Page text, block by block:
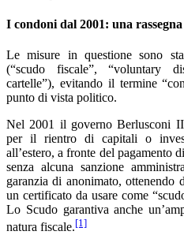
I condoni dal 2001: una rassegna
Le misure in questione sono
(“scudo fiscale”, “voluntary
cartelle”), evitando il termine
punto di vista politico.
Nel 2001 il governo Berlusconi
per il rientro di capitali o
all’estero, a fronte del pagamento
senza alcuna sanzione
garanzia di anonimato,
un certificato da usare come
Lo Scudo garantiva anche
natura fiscale.[1]